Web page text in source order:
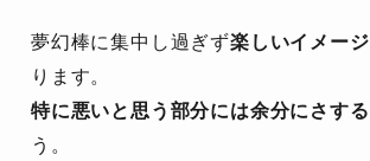
夢幻棒に集中し過ぎず楽しいイメージ
ります。
特に悪いと思う部分には余分にさする
う。